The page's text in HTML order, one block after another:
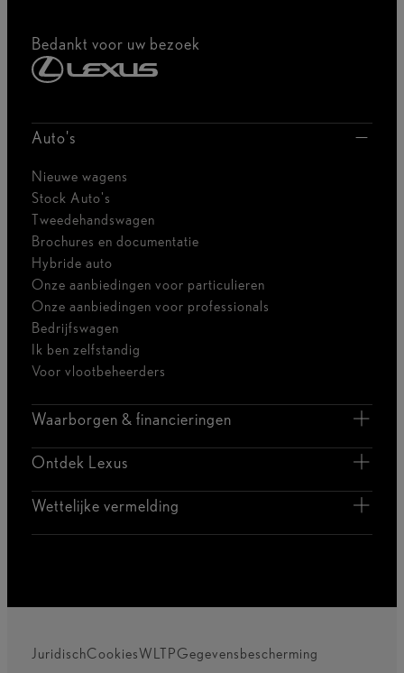
Bedankt voor uw bezoek
Auto's
Nieuwe wagens
Stock Auto's
Tweedehandswagen
Brochures en documentatie
Hybride auto
Onze aanbiedingen voor particulieren
Onze aanbiedingen voor professionals
Bedrijfswagen
Ik ben zelfstandig
Voor vlootbeheerders
Waarborgen & financieringen
Ontdek Lexus
Wettelijke vermelding
JuridischCookiesWLTPGegevensbescherming